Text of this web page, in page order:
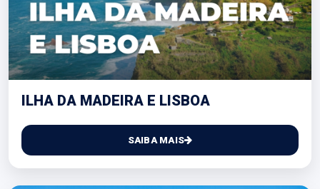
ILHA DA MADEIRA E LISBOA
SAIBA MAIS